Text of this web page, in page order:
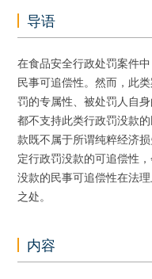
导语
在食品安全行政处罚案件
民事可追偿性。然而，此
罚的专属性、被处罚人自
都不支持此类行政罚没款
款既不属于所谓纯粹经济
定行政罚没款的可追偿性
没款的民事可追偿性在法
之处。
内容